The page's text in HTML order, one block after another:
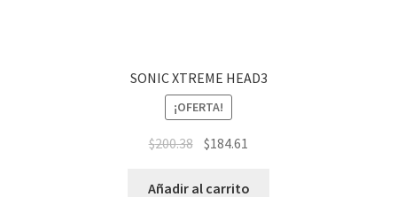
SONIC XTREME HEAD3
¡OFERTA!
$200.38 $184.61
Añadir al carrito